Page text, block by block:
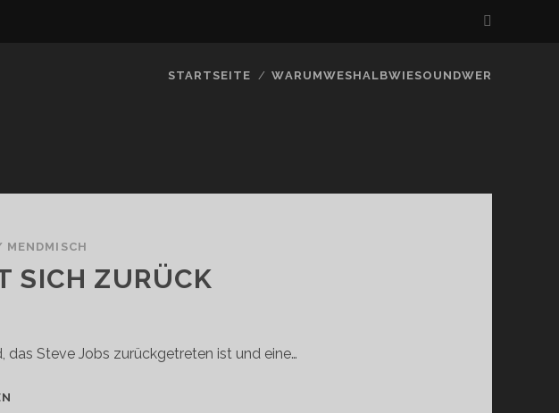
STARTSEITE WARUMWESHALBWIESOUNDWER
MENDMISCH
SICH ZURÜCK
Steve Jobs zurückgetreten ist und eine…